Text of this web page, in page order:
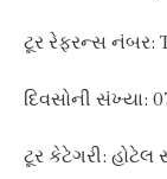
ટૂર રેફરન્સ નંબર:
દિવસોની સંખ્યા:
ટૂર કેટેગરી: હોટેલ